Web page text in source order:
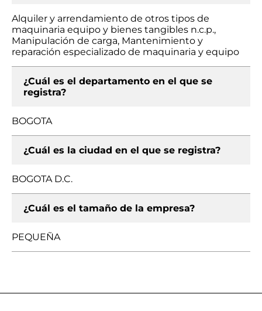
Alquiler y arrendamiento de otros tipos de
maquinaria equipo y bienes tangibles n.c.p.,
Manipulación de carga, Mantenimiento y
reparación especializado de maquinaria y equipo
¿Cuál es el departamento en el que se
registra?
BOGOTA
¿Cuál es la ciudad en el que se registra?
BOGOTA D.C.
¿Cuál es el tamaño de la empresa?
PEQUEÑA